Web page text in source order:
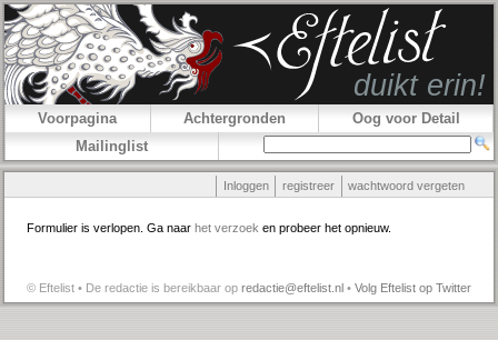
Voorpagina Achtergronden
Oog voor Detail
Mailinglist
Inloggen registreer wachtwoord vergeten
Formulier is verlopen. Ga naar het verzoek en probeer het opnieuw.
© Eftelist • De redactie is bereikbaar op redactie@eftelist.nl • Volg Eftelist op Twitter